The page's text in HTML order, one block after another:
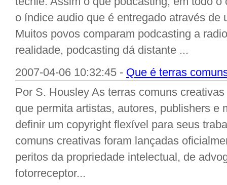
o índice audio que é entregado através de
Muitos povos comparam podcasting a
realidade, podcasting dá distante ...
2007-04-06 10:32:45 - Que é terras
Por S. Housley As terras comuns
que permita artistas, autores, publishers e
definir um copyright flexível para seus
comuns creativas foram lançadas
peritos da propriedade intelectual, de
fotorreceptor...